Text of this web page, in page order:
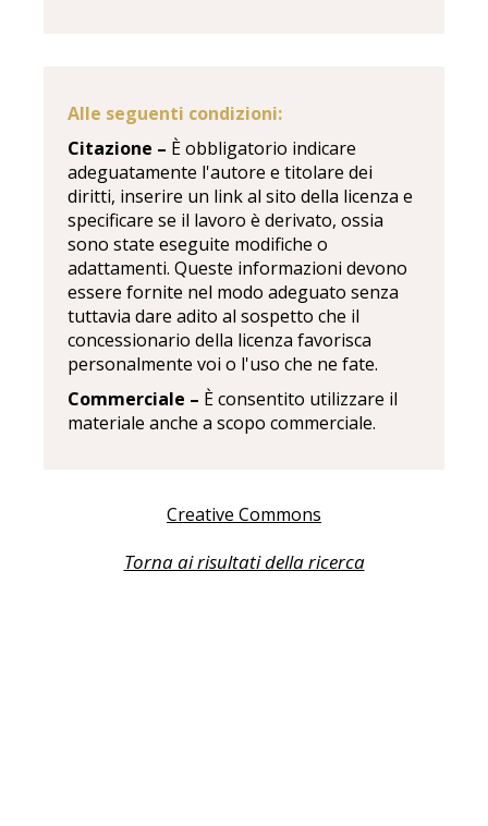
Alle seguenti condizioni:
Citazione – È obbligatorio indicare
adeguatamente l'autore e titolare dei
diritti, inserire un link al sito della licenza e
specificare se il lavoro è derivato, ossia
sono state eseguite modifiche o
adattamenti. Queste informazioni devono
essere fornite nel modo adeguato senza
tuttavia dare adito al sospetto che il
concessionario della licenza favorisca
personalmente voi o l'uso che ne fate.
Commerciale – È consentito utilizzare il
materiale anche a scopo commerciale.
Creative Commons
Torna ai risultati della ricerca